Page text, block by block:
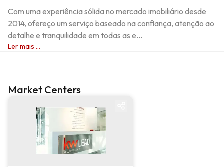
Com uma experiência sólida no mercado imobiliário desde
2014, ofereço um serviço baseado na confiança, atenção ao
detalhe e tranquilidade em todas as e...
Ler mais ...
Market Centers